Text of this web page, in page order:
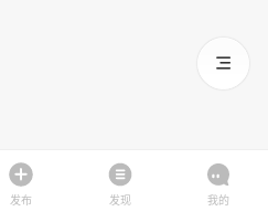
发布 发现 我的